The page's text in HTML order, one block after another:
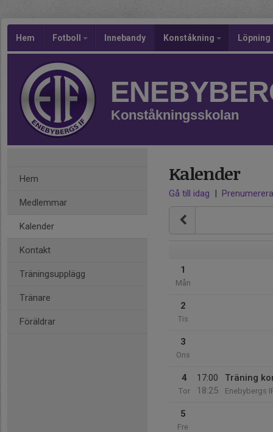
Hem Fotboll Innebandy Konståkning Löpning
Konståkningsskolan
Hem
Medlemmar
Kalender
Kontakt
Träningsupplägg
Tränare
Föräldrar
Kalender
Gå till idag | Prenumerera
1
Mån
2
Tis
3
Ons
4
Tor
17:00
18:25
Träning
Enebybergs
5
Fre